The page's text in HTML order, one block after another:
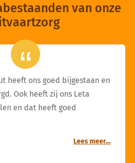
van onze
heeft ons goed bijgestaan en
Ook heeft zij ons Leta
en dat heeft goed
Lees meer…